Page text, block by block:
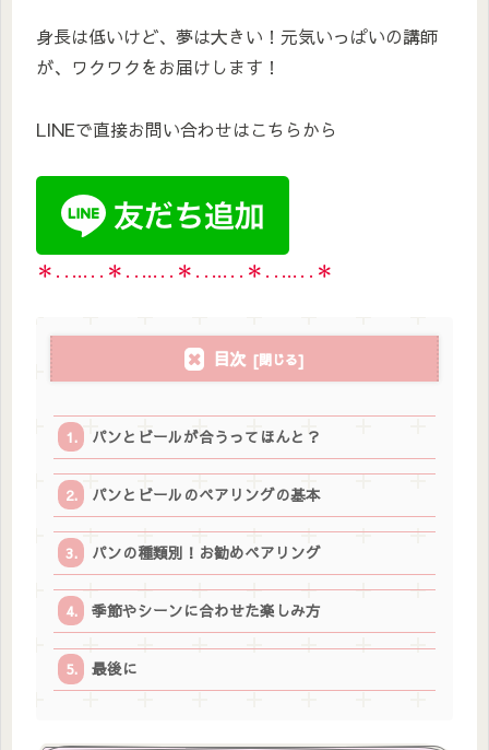
身長は低いけど、夢は大きい！元気いっぱいの講師
が、ワクワクをお届けします！
LINEで直接お問い合わせはこちらから
＊‥…‥＊‥…‥＊‥…‥＊‥…‥＊
目次
パンとビールが合うってほんと？
パンとビールのペアリングの基本
パンの種類別！お勧めペアリング
季節やシーンに合わせた楽しみ方
最後に